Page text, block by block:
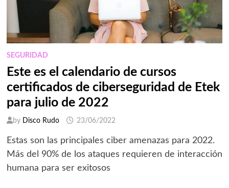
SEGURIDAD
Este es el calendario de cursos
certificados de ciberseguridad de Etek
para julio de 2022
by Disco Rudo 23/06/2022
Estas son las principales ciber amenazas para 2022.
Más del 90% de los ataques requieren de interacción
humana para ser exitosos